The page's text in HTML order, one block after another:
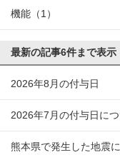
機能 （1）
最新の記事6件まで表示
2026年8月の付与日
2026年7月の付与日に
熊本県で発生した地震